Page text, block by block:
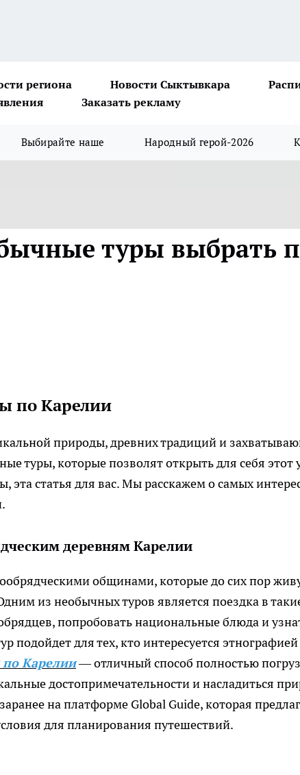
региона Новости Сыктывкара
Заказать рекламу
Выбирайте наше Народный герой-2026
туры выбрать
по Карелии
природы, древних традиций и
туры, которые позволят открыть для себя этот
эта статья для вас. Мы расскажем о самых
деревням Карелии
общинами, которые до сих пор
из необычных туров является поездка в
попробовать национальные блюда и
подойдет для тех, кто интересуется
Карелии— отличный способ полностью
достопримечательности и насладиться
на платформе Global Guide, которая
для планирования путешествий.